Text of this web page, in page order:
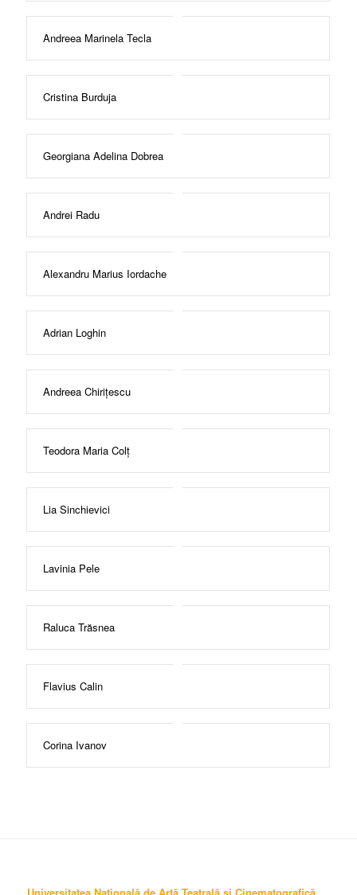
Andreea Marinela Tecla
Cristina Burduja
Georgiana Adelina Dobrea
Andrei Radu
Alexandru Marius Iordache
Adrian Loghin
Andreea Chirițescu
Teodora Maria Colț
Lia Sinchievici
Lavinia Pele
Raluca Trăsnea
Flavius Calin
Corina Ivanov